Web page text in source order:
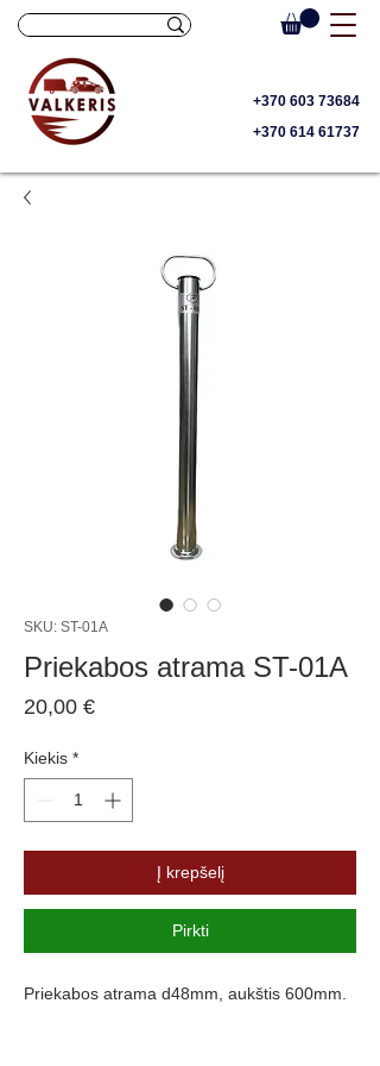
+370 603 73684
+370 614 61737
SKU: ST-01A
Priekabos atrama ST-01A
20,00 €Price
Kiekis *
Į krepšelį
Pirkti
Priekabos atrama d48mm, aukštis 600mm.